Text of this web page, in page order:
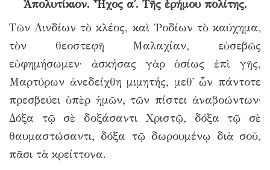
Ἀπολυτίκιον. Ἦχος α΄. Τῆς ἐρήμου πολίτης.
Τῶν Λινδίων τὸ κλέος, καὶ Ῥοδίων τὸ καύχημα,
τὸν θεοστεφῆ Μαλαχίαν, εὐσεβῶς
εὐφημήσωμεν· ἀσκήσας γὰρ ὁσίως ἐπὶ γῆς,
Μαρτύρων ἀνεδείχθη μιμητής, μεθ᾿ ὧν πάντοτε
πρεσβεύει ὑπὲρ ἡμῶν, τῶν πίστει ἀναβοώντων·
Δόξα τῷ σὲ δοξάσαντι Χριστῷ, δόξα τῷ σὲ
θαυμαστώσαντι, δόξα τῷ δωρουμένῳ διὰ σοῦ,
πᾶσι τὰ κρείττονα.